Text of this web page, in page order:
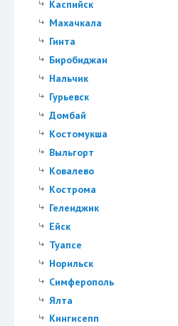
Каспийск
Махачкала
Гинта
Биробиджан
Нальчик
Гурьевск
Домбай
Костомукша
Выльгорт
Ковалево
Кострома
Геленджик
Ейск
Туапсе
Норильск
Симферополь
Ялта
Кингисепп